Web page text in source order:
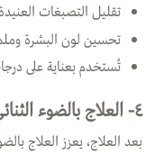
تقليل التصبغات العنيدة
تحسين لون البشرة
تُستخدم بعناية على
٤- العلاج بالضوء الثنائي الباعث للضوء
بعد العلاج، يعزز العلاج